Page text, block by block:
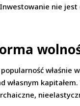
nie
właśnie